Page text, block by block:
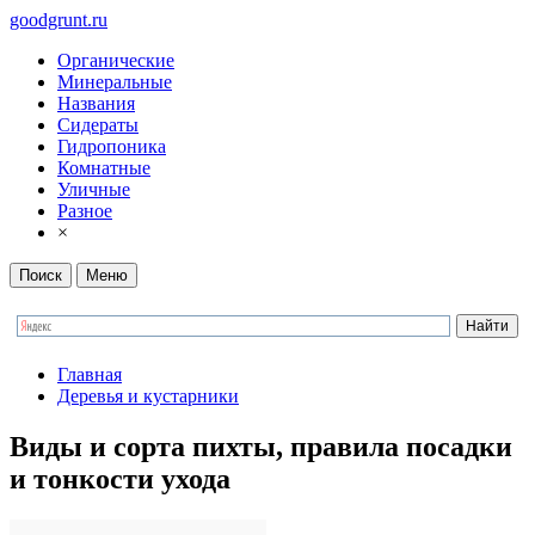
goodgrunt.ru
Органические
Минеральные
Названия
Сидераты
Гидропоника
Комнатные
Уличные
Разное
×
Поиск Меню
Главная
Деревья и кустарники
Виды и сорта пихты, правила посадки
и тонкости ухода